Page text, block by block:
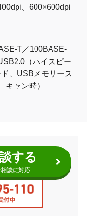
、600×600dpi
T／100BASE-
（ハイスピー
ド、USBメモリース
キャン時）
する
談に対応